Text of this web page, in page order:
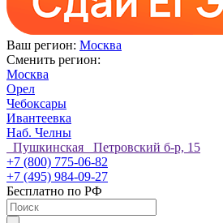
Ваш регион: Москва
Сменить регион:
Москва
Орел
Чебоксары
Ивантеевка
Наб. Челны
Пушкинская Петровский б-р, 15
+7 (800) 775-06-82
+7 (495) 984-09-27
Бесплатно по РФ